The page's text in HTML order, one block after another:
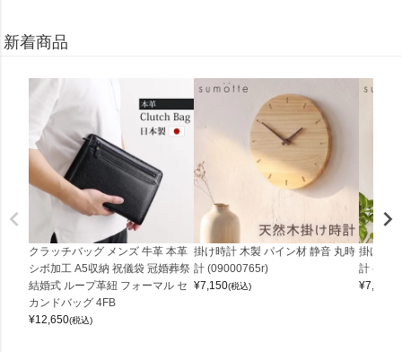
新着商品
クラッチバッグ メンズ 牛革 本革
シボ加工 A5収納 祝儀袋 冠婚葬祭
結婚式 ループ革紐 フォーマル セ
カンドバッグ 4FB
¥12,650(税込)
掛け時計 木製 パイン材 静音 丸時
計 (09000765r)
¥7,150(税込)
掛け時
計
¥7,150